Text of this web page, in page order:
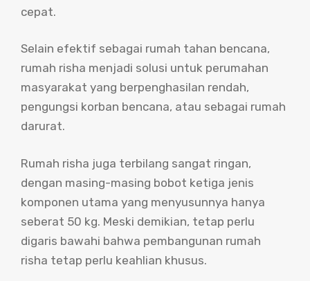
cepat.
Selain efektif sebagai rumah tahan bencana,
rumah risha menjadi solusi untuk perumahan
masyarakat yang berpenghasilan rendah,
pengungsi korban bencana, atau sebagai rumah
darurat.
Rumah risha juga terbilang sangat ringan,
dengan masing-masing bobot ketiga jenis
komponen utama yang menyusunnya hanya
seberat 50 kg. Meski demikian, tetap perlu
digaris bawahi bahwa pembangunan rumah
risha tetap perlu keahlian khusus.